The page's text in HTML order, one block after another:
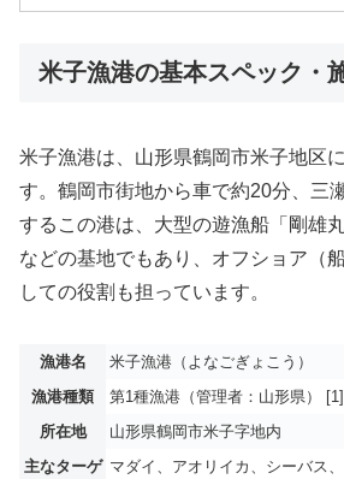
米子漁港の基本スペック・
米子漁港は、山形県鶴岡市米子地区
す。鶴岡市街地から車で約20分、三
するこの港は、大型の遊漁船「剛雄
などの基地でもあり、オフショア（
しての役割も担っています。
漁港名
米子漁港（よなごぎょこう）
漁港種類
第1種漁港（管理者：山形県） [1]
所在地
山形県鶴岡市米子字地内
主なターゲ マダイ、アオリイカ、シーバス